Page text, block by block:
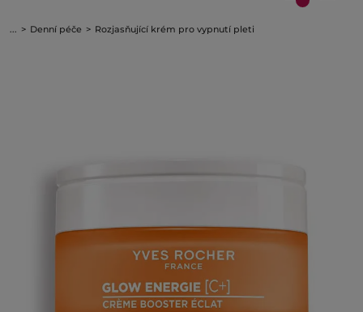
... Denní péče Rozjasňující krém pro vypnutí pleti